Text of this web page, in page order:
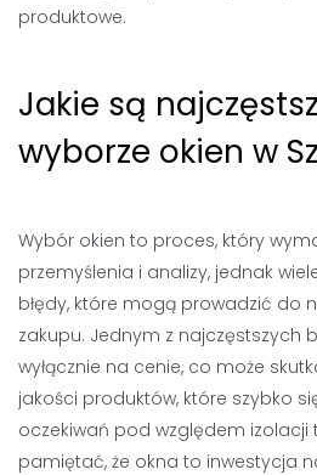
produktowe.
Jakie są
wyborze okien w
Wybór okien to proces, który
przemyślenia i analizy, jednak
błędy, które mogą prowadzić do
zakupu. Jednym z najczęstszych
wyłącznie na cenie, co może
jakości produktów, które szybko
oczekiwań pod względem izolacji
pamiętać, że okna to inwestycja